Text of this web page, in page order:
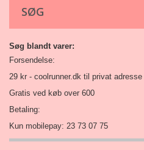
SØG
Søg blandt varer:
Forsendelse:
29 kr - coolrunner.dk til privat adresse
Gratis ved køb over 600
Betaling:
Kun mobilepay: 23 73 07 75